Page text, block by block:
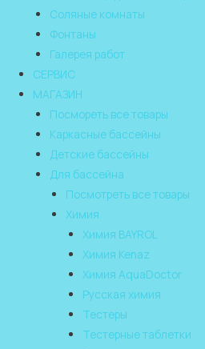
Соляные комнаты
Фонтаны
Галерея работ
СЕРВИС
МАГАЗИН
Посмореть все товары
Каркасные бассейны
Детские бассейны
Для бассейна
Посмотреть все товары
Химия
Химия BAYROL
Химия Kenaz
Химия AquaDoctor
Русская химия
Тестеры
Тестерные таблетки